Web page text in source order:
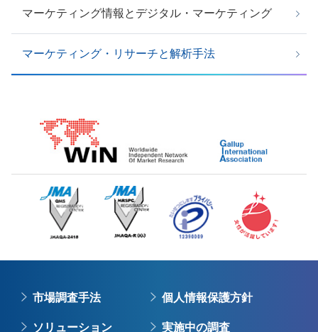
マーケティング情報とデジタル・マーケティング
マーケティング・リサーチと解析手法
市場調査手法
ソリューション
個人情報保護方針
実施中の調査